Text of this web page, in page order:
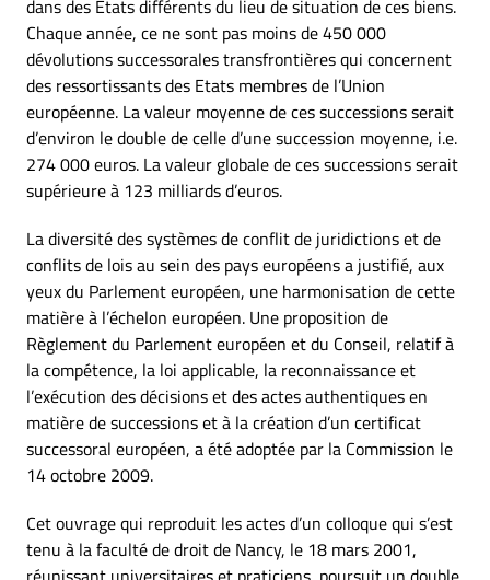
dans des Etats différents du lieu de situation de ces biens.
Chaque année, ce ne sont pas moins de 450 000
dévolutions successorales transfrontières qui concernent
des ressortissants des Etats membres de l’Union
européenne. La valeur moyenne de ces successions serait
d’environ le double de celle d’une succession moyenne, i.e.
274 000 euros. La valeur globale de ces successions serait
supérieure à 123 milliards d’euros.
La diversité des systèmes de conflit de juridictions et de
conflits de lois au sein des pays européens a justifié, aux
yeux du Parlement européen, une harmonisation de cette
matière à l’échelon européen. Une proposition de
Règlement du Parlement européen et du Conseil, relatif à
la compétence, la loi applicable, la reconnaissance et
l’exécution des décisions et des actes authentiques en
matière de successions et à la création d’un certificat
successoral européen, a été adoptée par la Commission le
14 octobre 2009.
Cet ouvrage qui reproduit les actes d’un colloque qui s’est
tenu à la faculté de droit de Nancy, le 18 mars 2001,